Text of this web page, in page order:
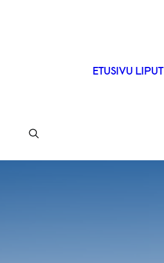
ETUSIVU LIPUT